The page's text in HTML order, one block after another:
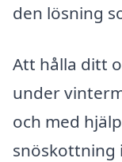
den lösning
Att hålla ditt
under
och med
snöskottning